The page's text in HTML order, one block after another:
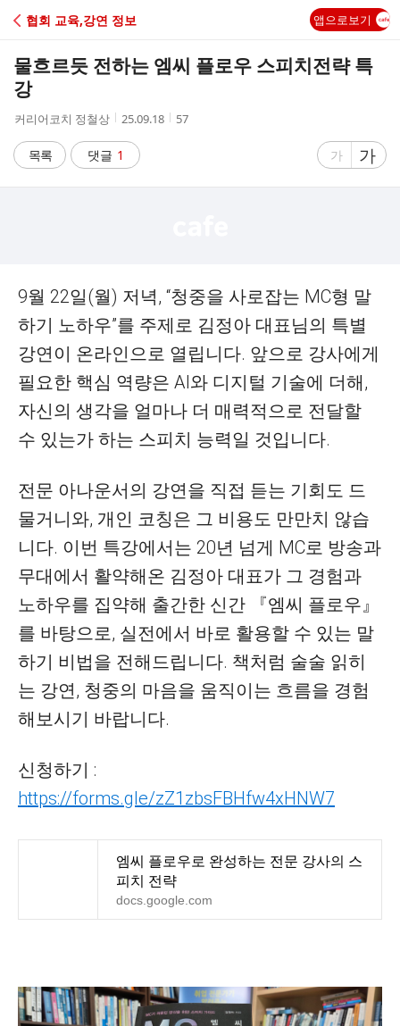
C
A
협회 교육,강연 정보 앱으로보기
물흐르듯 전하는 엠씨 플로우 스피치전략 특
강
작
자
커리어코치 정철상
작
시
간
25.09.18
조
57
목록 댓글 1
글
게
가
글
자
게
가
9월 22일(월) 저녁, “청중을 사로잡는 MC형 말
하기 노하우”를 주제로 김정아 대표님의 특별
강연이 온라인으로 열립니다. 앞으로 강사에게
필요한 핵심 역량은 AI와 디지털 기술에 더해,
자신의 생각을 얼마나 더 매력적으로 전달할
수 있는가 하는 스피치 능력일 것입니다.
전문 아나운서의 강연을 직접 듣는 기회도 드
물거니와, 개인 코칭은 그 비용도 만만치 않습
니다. 이번 특강에서는 20년 넘게 MC로 방송과
무대에서 활약해온 김정아 대표가 그 경험과
노하우를 집약해 출간한 신간 『엠씨 플로우』
를 바탕으로, 실전에서 바로 활용할 수 있는 말
하기 비법을 전해드립니다. 책처럼 술술 읽히
는 강연, 청중의 마음을 움직이는 흐름을 경험
해보시기 바랍니다.
신청하기 :
https://forms.gle/zZ1zbsFBHfw4xHNW7
엠씨 플로우로 완성하는 전문 강사의 스
피치 전략
docs.google.com